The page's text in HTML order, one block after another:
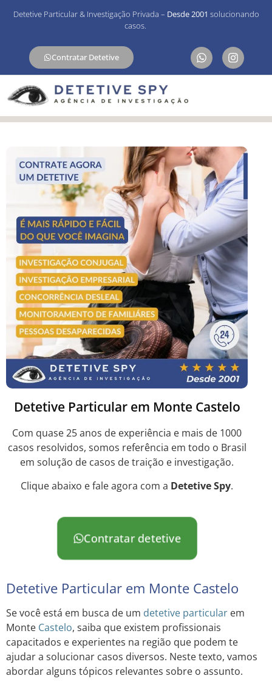
Detetive Particular & Investigação Privada – Desde 2001 solucionando
casos.
Contratar Detetive
Detetive Particular em Monte Castelo
Com quase 25 anos de experiência e mais de 1000
casos resolvidos, somos referência em todo o Brasil
em solução de casos de traição e investigação.
Clique abaixo e fale agora com a Detetive Spy.
Contratar detetive
Detetive Particular em Monte Castelo
Se você está em busca de um detetive particular em
Monte Castelo, saiba que existem profissionais
capacitados e experientes na região que podem te
ajudar a solucionar casos diversos. Neste texto, vamos
abordar alguns tópicos relevantes sobre o assunto.